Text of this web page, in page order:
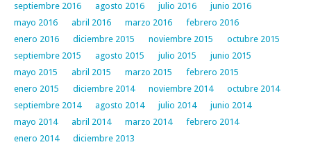
septiembre 2016
agosto 2016 julio 2016
junio 2016
mayo 2016
abril 2016 marzo 2016
febrero 2016
enero 2016
diciembre 2015 noviembre 2015
octubre 2015
septiembre 2015
agosto 2015 julio 2015
junio 2015
mayo 2015
abril 2015 marzo 2015
febrero 2015
enero 2015
diciembre 2014 noviembre 2014
octubre 2014
septiembre 2014
agosto 2014 julio 2014
junio 2014
mayo 2014
abril 2014 marzo 2014
febrero 2014
enero 2014
diciembre 2013